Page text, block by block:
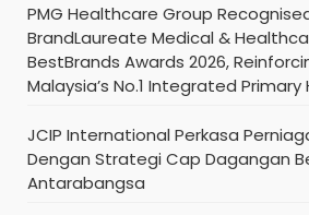
PMG Healthcare Group
BrandLaureate Medical &
BestBrands Awards 2026,
Malaysia’s No.1 Integrated
JCIP International Perkasa
Dengan Strategi Cap Dagangan
Antarabangsa